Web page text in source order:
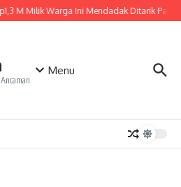
M Milik Warga Ini Mendadak Ditarik
Menu